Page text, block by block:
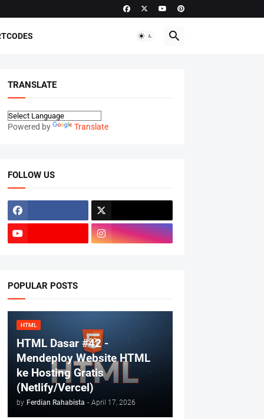
TRANSLATE
Powered by Translate
FOLLOW US
POPULAR POSTS
HTML
HTML Dasar #42 -
Mendeploy Website HTML
ke Hosting Gratis
(Netlify/Vercel)
by Ferdian Rahabista - April 17, 2026